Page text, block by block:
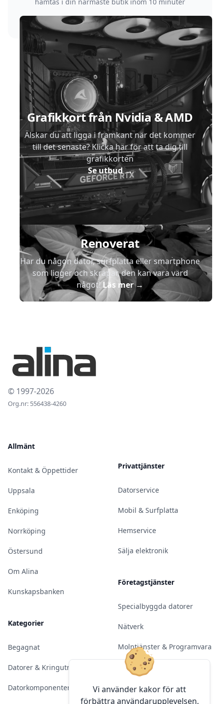
Vi använder kakor för att
förbättra användarupplevelsen.
Grafikkort från Nvidia & AMD
Älskar du att ligga i framkant när det kommer
till det senaste? Klicka här för att ta dig till
grafikkorten
Se utbud→
Renoverat
Har du någon dator, surfplatta eller smartphone
som ligger och skräpar, den kan vara värd
något!Läs mer→
© 1997-2026
Org.nr: 556438-4260
Allmänt
Kontakt & Öppettider
Uppsala
Enköping
Norrköping
Östersund
Om Alina
Kunskapsbanken
Kategorier
Begagnat
Datorer & Kringutrustning
Datorkomponenter
Privattjänster
Datorservice
Mobil & Surfplatta
Hemservice
Sälja elektronik
Företagstjänster
Specialbyggda datorer
Nätverk
Molntjänster & Programvara
Server & Backup
Kameraövervakning